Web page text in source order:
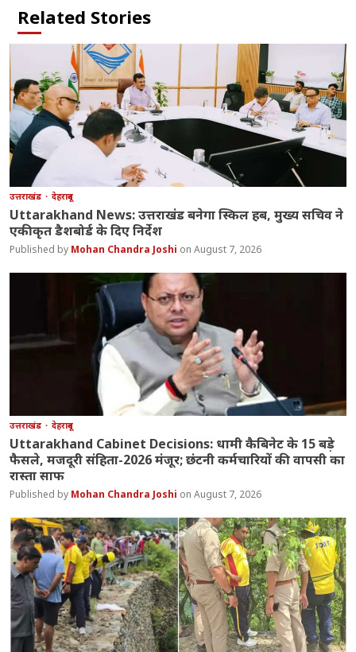
Related Stories
उत्तराखंड देहरादून
Uttarakhand News: उत्तराखंड बनेगा स्किल हब, मुख्य सचिव ने
एकीकृत डैशबोर्ड के दिए निर्देश
Mohan Chandra Joshi August 7, 2026
उत्तराखंड देहरादून
Uttarakhand Cabinet Decisions: धामी कैबिनेट के 15 बड़े
फैसले, मजदूरी संहिता-2026 मंजूर; छंटनी कर्मचारियों की वापसी का
रास्ता साफ
Mohan Chandra Joshi August 7, 2026